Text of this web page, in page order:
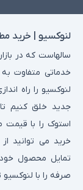
این لپ‌تاپ‌ها
نیازهای اولیه
موارد استفاده:
کارهای روزمره:
اجتماعی.
پخش ویدیوهای
تحصیل:
مناسب
نرم‌افزارهای آموزشی
لنوکسیو | خرید
سالهاست که در
خدماتی متفاوت به
لنوکسیو را راه
جدید خلق کنیم تا
استوک را با
خرید می توانید
تمایل محصول
صرفه را با